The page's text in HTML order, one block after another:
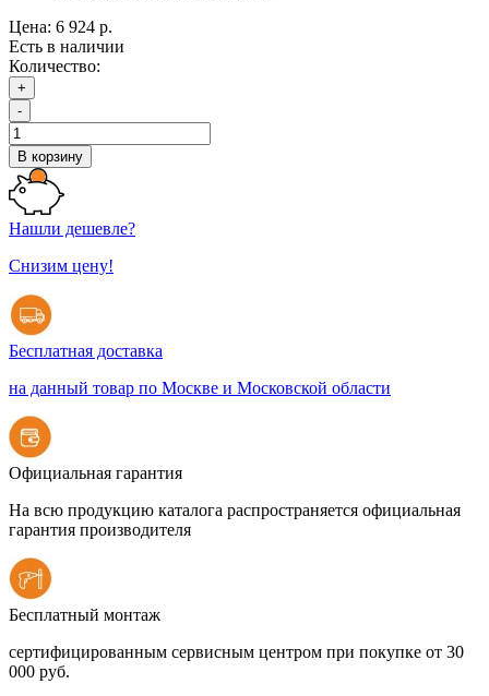
Цена: 6 924 р.
Есть в наличии
Количество:
+
-
В корзину
Нашли дешевле?
Снизим цену!
Бесплатная доставка
на данный товар по Москве и Московской области
Официальная гарантия
На всю продукцию каталога распространяется официальная
гарантия производителя
Бесплатный монтаж
сертифицированным сервисным центром при покупке от 30
000 руб.